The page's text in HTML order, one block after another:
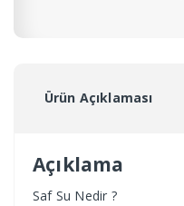
Ürün Açıklaması
Açıklama
Saf Su Nedir ?